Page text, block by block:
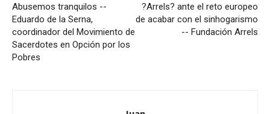
Abusemos tranquilos --
Eduardo de la Serna,
coordinador del Movimiento de
Sacerdotes en Opción por los
Pobres
?Arrels? ante el reto europeo
de acabar con el sinhogarismo
-- Fundación Arrels